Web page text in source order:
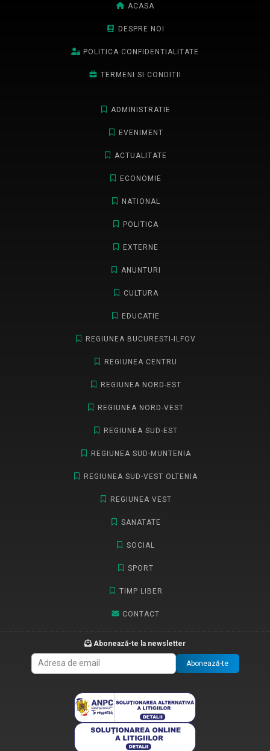
ACASA
DESPRE NOI
POLITICA CONFIDENTIALITATE
TERMENI SI CONDITII
ADMINISTRATIE
EVENIMENT
ACTUALITATE
ECONOMIE
NATIONAL
POLITICA
EXTERNE
ANUNTURI
CULTURA
EDUCATIE
REGIUNEA BUCURESTI-ILFOV
REGIUNEA CENTRU
REGIUNEA NORD-EST
REGIUNEA NORD-VEST
REGIUNEA SUD-EST
REGIUNEA SUD-MUNTENIA
REGIUNEA SUD-VEST OLTENIA
REGIUNEA VEST
SANATATE
SOCIAL
SPORT
TIMP LIBER
CONTACT
Abonează-te la newsletter
Abonează-te